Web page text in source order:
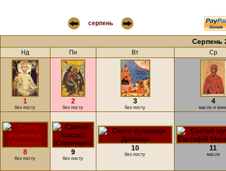
серпень
Серпень
Нд Пн Вт Ср
1
без посту
2
без посту
3
без посту
4
масло и
8
без посту
9
без посту
10
без посту
11
масло